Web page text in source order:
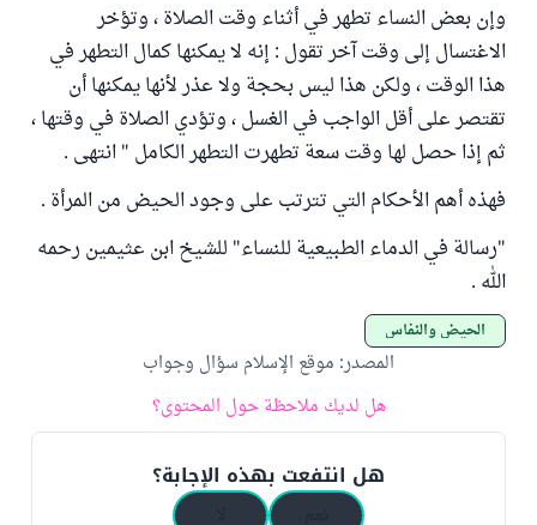
وإن بعض النساء تطهر في أثناء وقت الصلاة ، وتؤخر
الاغتسال إلى وقت آخر تقول : إنه لا يمكنها كمال التطهر في
هذا الوقت ، ولكن هذا ليس بحجة ولا عذر لأنها يمكنها أن
تقتصر على أقل الواجب في الغسل ، وتؤدي الصلاة في وقتها ،
ثم إذا حصل لها وقت سعة تطهرت التطهر الكامل " انتهى .
فهذه أهم الأحكام التي تترتب على وجود الحيض من المرأة .
"رسالة في الدماء الطبيعية للنساء" للشيخ ابن عثيمين رحمه
الله .
الحيض والنفاس
المصدر: موقع الإسلام سؤال وجواب
هل لديك ملاحظة حول المحتوى؟
هل انتفعت بهذه الإجابة؟